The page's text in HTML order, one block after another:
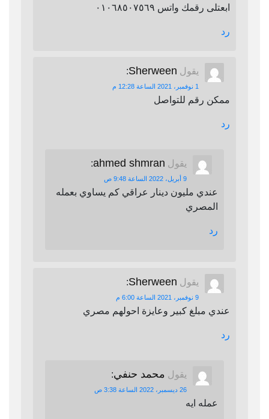
ابعتلى رقمك واتس ٠١٠٦٨٥٠٧٥٦٩
رد
يقول Sherween
:
1 نوفمبر، 2021 الساعة 12:28 م
ممكن رقم للتواصل
رد
يقول ahmed shmran
:
9 أبريل، 2022 الساعة 9:48 ص
عندي مليون دينار عراقي كم يساوي بعمله
المصري
رد
يقول Sherween
:
9 نوفمبر، 2021 الساعة 6:00 م
عندي مبلغ كبير وعايزة احولهم مصري
رد
يقول محمد حنفي:
26 ديسمبر، 2022 الساعة 3:38 ص
عمله ايه